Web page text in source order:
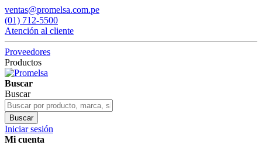
ventas@promelsa.com.pe
(01) 712-5500
Atención al cliente
Proveedores
Productos
Buscar
Buscar
Buscar
Iniciar sesión
Mi cuenta